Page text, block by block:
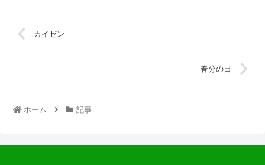
カイゼン
春分の日
ホーム 記事